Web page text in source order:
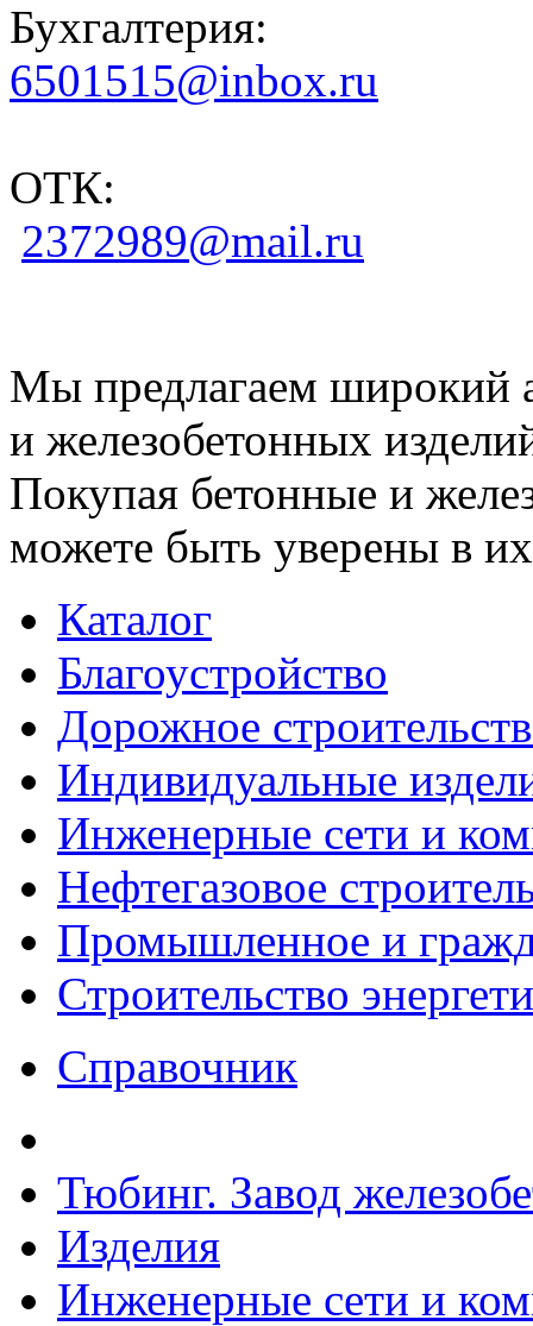
Бухгалтерия:
6501515@inbox.ru
ОТК:
2372989@mail.ru
Мы предлагаем широкий
и железобетонных
Покупая бетонные и
можете быть уверены в их
Каталог
Благоустройство
Дорожное
Индивидуальные
Инженерные сети и
Нефтегазовое
Промышленное и
Строительство
Справочник
Тюбинг. Завод
Изделия
Инженерные сети и